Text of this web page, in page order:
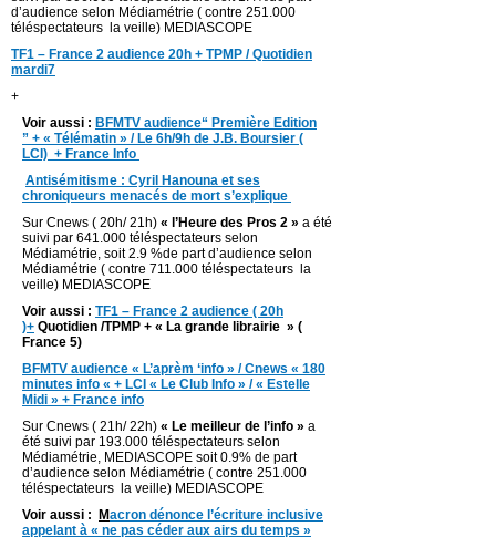
d’audience selon Médiamétrie ( contre 251.000
téléspectateurs la veille) MEDIASCOPE
TF1 – France 2 audience 20h + TPMP / Quotidien
mardi7
+
Voir aussi : BFMTV audience“ Première Edition
” + « Télématin » / Le 6h/9h de J.B. Boursier (
LCI) + France Info
Antisémitisme : Cyril Hanouna et ses
chroniqueurs menacés de mort s’explique
Sur Cnews ( 20h/ 21h) « l’Heure des Pros 2 » a été
suivi par 641.000 téléspectateurs selon
Médiamétrie, soit 2.9 %de part d’audience selon
Médiamétrie ( contre 711.000 téléspectateurs la
veille) MEDIASCOPE
Voir aussi : TF1 – France 2 audience ( 20h
)+ Quotidien /TPMP + « La grande librairie » (
France 5)
BFMTV audience « L’aprèm ‘info » / Cnews « 180
minutes info « + LCI « Le Club Info » / « Estelle
Midi » + France info
Sur Cnews ( 21h/ 22h) « Le meilleur de l’info » a
été suivi par 193.000 téléspectateurs selon
Médiamétrie, MEDIASCOPE soit 0.9% de part
d’audience selon Médiamétrie ( contre 251.000
téléspectateurs la veille) MEDIASCOPE
Voir aussi : Macron dénonce l’écriture inclusive
appelant à « ne pas céder aux airs du temps »